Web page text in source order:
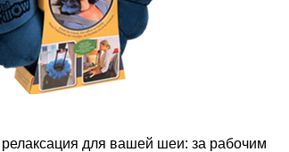
для вашей шеи: за рабочим